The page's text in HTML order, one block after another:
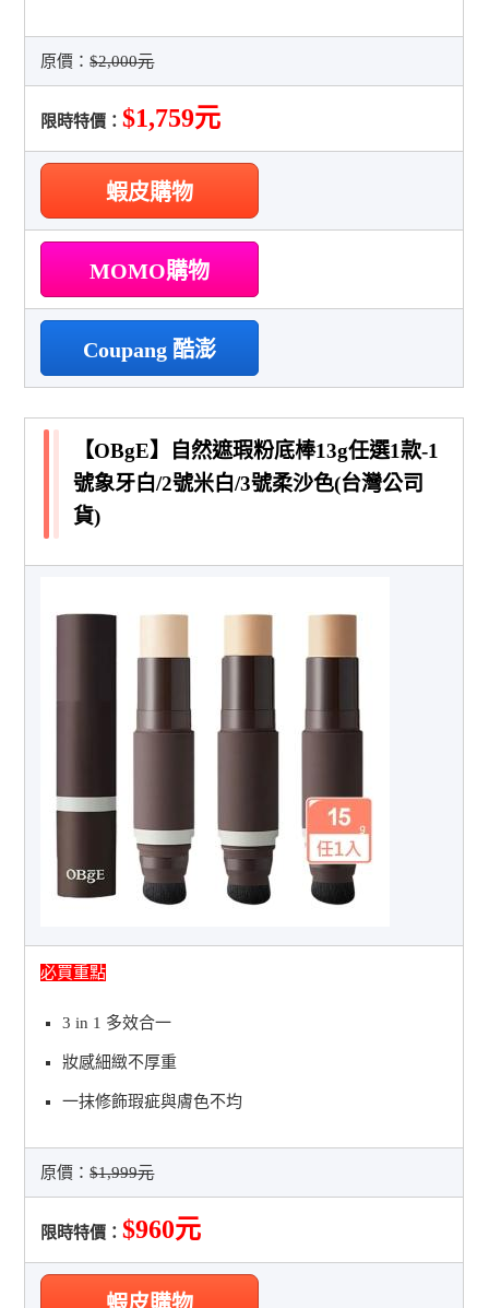
原價：$2,000元
限時特價：$1,759元
蝦皮購物
MOMO購物
Coupang 酷澎
【OBgE】自然遮瑕粉底棒13g任選1款-1
號象牙白/2號米白/3號柔沙色(台灣公司
貨)
必買重點
3 in 1 多效合一
妝感細緻不厚重
一抹修飾瑕疵與膚色不均
原價：$1,999元
限時特價：$960元
蝦皮購物